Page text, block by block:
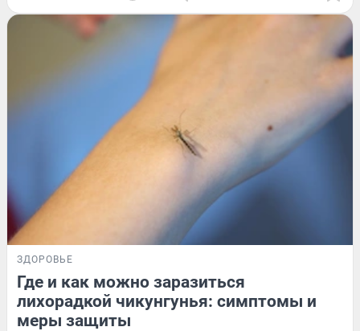
ЗДОРОВЬЕ
Где и как можно заразиться
лихорадкой чикунгунья: симптомы и
меры защиты